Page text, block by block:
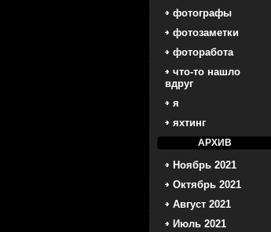
фотографы
фотозаметки
фоторабота
что-то нашло
вдруг
я
яхтинг
АРХИВ
Ноябрь 2021
Октябрь 2021
Август 2021
Июль 2021